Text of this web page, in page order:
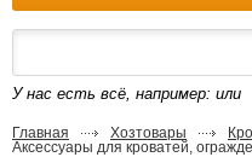
У нас есть всё, например: или
Главная Хозтовары
Аксессуары для кроватей,